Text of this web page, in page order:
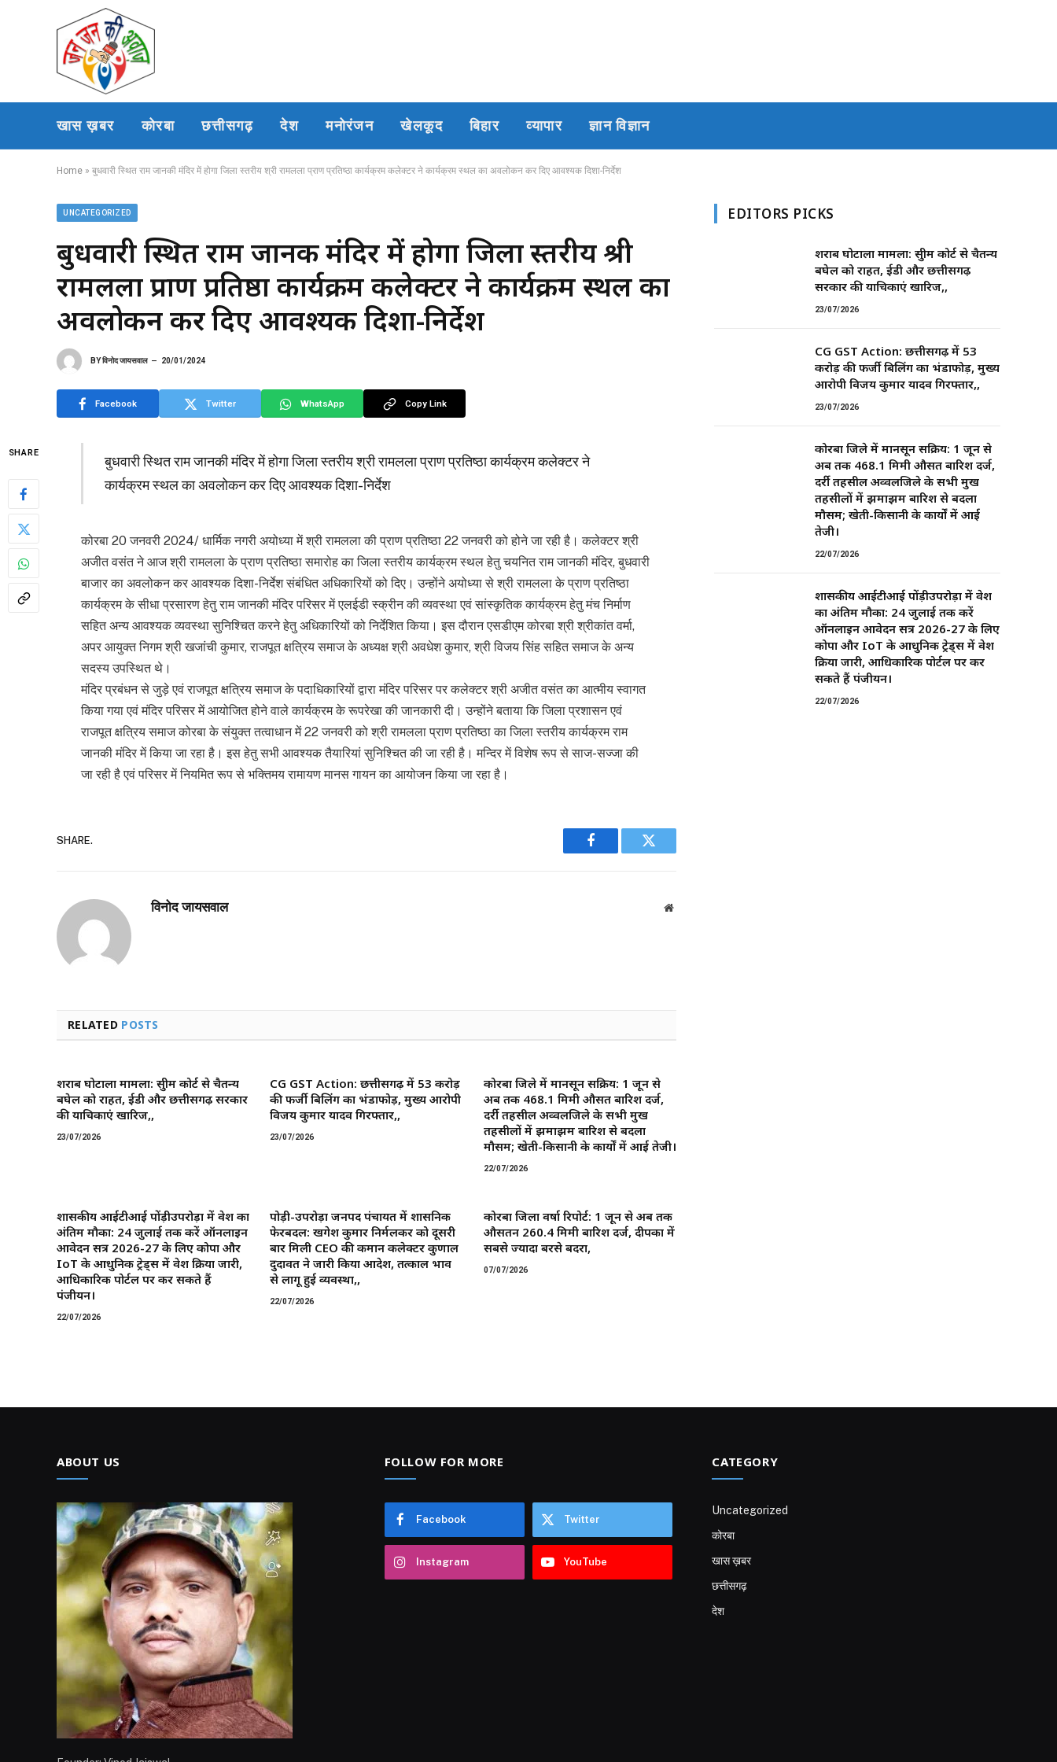
खास ख़बर कोरबा छत्तीसगढ़ देश मनोरंजन खेलकूद बिहार व्यापार ज्ञान विज्ञान
Home » बुधवारी स्थित राम जानकी मंदिर में होगा जिला स्तरीय श्री रामलला प्राण प्रतिष्ठा कार्यक्रम कलेक्टर ने कार्यक्रम स्थल का अवलोकन कर दिए आवश्यक दिशा-निर्देश
UNCATEGORIZED
बुधवारी स्थित राम जानकी मंदिर में होगा जिला स्तरीय श्री
रामलला प्राण प्रतिष्ठा कार्यक्रम कलेक्टर ने कार्यक्रम स्थल का
अवलोकन कर दिए आवश्यक दिशा-निर्देश
BYविनोद जायसवाल 20/01/2024
Facebook Twitter WhatsApp Copy Link
SHARE
बुधवारी स्थित राम जानकी मंदिर में होगा जिला स्तरीय श्री रामलला प्राण प्रतिष्ठा कार्यक्रम कलेक्टर ने
कार्यक्रम स्थल का अवलोकन कर दिए आवश्यक दिशा-निर्देश
कोरबा 20 जनवरी 2024/ धार्मिक नगरी अयोध्या में श्री रामलला की प्राण प्रतिष्ठा 22 जनवरी को होने जा रही है। कलेक्टर श्री
अजीत वसंत ने आज श्री रामलला के प्राण प्रतिष्ठा समारोह का जिला स्तरीय कार्यक्रम स्थल हेतु चयनित राम जानकी मंदिर, बुधवारी
बाजार का अवलोकन कर आवश्यक दिशा-निर्देश संबंधित अधिकारियों को दिए। उन्होंने अयोध्या से श्री रामलला के प्राण प्रतिष्ठा
कार्यक्रम के सीधा प्रसारण हेतु राम जानकी मंदिर परिसर में एलईडी स्क्रीन की व्यवस्था एवं सांस्कृतिक कार्यक्रम हेतु मंच निर्माण
सहित अन्य आवश्यक व्यवस्था सुनिश्चित करने हेतु अधिकारियों को निर्देशित किया। इस दौरान एसडीएम कोरबा श्री श्रीकांत वर्मा,
अपर आयुक्त निगम श्री खजांची कुमार, राजपूत क्षत्रिय समाज के अध्यक्ष श्री अवधेश कुमार, श्री विजय सिंह सहित समाज के अन्य
सदस्य उपस्थित थे।
मंदिर प्रबंधन से जुड़े एवं राजपूत क्षत्रिय समाज के पदाधिकारियों द्वारा मंदिर परिसर पर कलेक्टर श्री अजीत वसंत का आत्मीय स्वागत
किया गया एवं मंदिर परिसर में आयोजित होने वाले कार्यक्रम के रूपरेखा की जानकारी दी। उन्होंने बताया कि जिला प्रशासन एवं
राजपूत क्षत्रिय समाज कोरबा के संयुक्त तत्वाधान में 22 जनवरी को श्री रामलला प्राण प्रतिष्ठा का जिला स्तरीय कार्यक्रम राम
जानकी मंदिर में किया जा रहा है। इस हेतु सभी आवश्यक तैयारियां सुनिश्चित की जा रही है। मन्दिर में विशेष रूप से साज-सज्जा की
जा रही है एवं परिसर में नियमित रूप से भक्तिमय रामायण मानस गायन का आयोजन किया जा रहा है।
SHARE.
Facebook Twitter
विनोद जायसवाल Website
RELATED POSTS
शराब घोटाला मामला: सुप्रीम कोर्ट से चैतन्य
बघेल को राहत, ईडी और छत्तीसगढ़ सरकार
की याचिकाएं खारिज,,
23/07/2026
CG GST Action: छत्तीसगढ़ में 53 करोड़
की फर्जी बिलिंग का भंडाफोड़, मुख्य आरोपी
विजय कुमार यादव गिरफ्तार,,
23/07/2026
कोरबा जिले में मानसून सक्रिय: 1 जून से
अब तक 468.1 मिमी औसत बारिश दर्ज,
दर्री तहसील अव्वलजिले के सभी प्रमुख
तहसीलों में झमाझम बारिश से बदला
मौसम; खेती-किसानी के कार्यों में आई तेजी।
22/07/2026
शासकीय आईटीआई पोंड़ीउपरोड़ा में प्रवेश का
अंतिम मौका: 24 जुलाई तक करें ऑनलाइन
आवेदन सत्र 2026-27 के लिए कोपा और
IoT के आधुनिक ट्रेड्स में प्रवेश प्रक्रिया जारी,
आधिकारिक पोर्टल पर कर सकते हैं
पंजीयन।
22/07/2026
पोड़ी-उपरोड़ा जनपद पंचायत में प्रशासनिक
फेरबदल: खगेश कुमार निर्मलकर को दूसरी
बार मिली CEO की कमान ​कलेक्टर कुणाल
दुदावत ने जारी किया आदेश, तत्काल प्रभाव
से लागू हुई व्यवस्था,,
22/07/2026
कोरबा जिला वर्षा रिपोर्ट: 1 जून से अब तक
औसतन 260.4 मिमी बारिश दर्ज, दीपका में
सबसे ज्यादा बरसे बदरा,
07/07/2026
EDITORS PICKS
शराब घोटाला मामला: सुप्रीम कोर्ट से चैतन्य
बघेल को राहत, ईडी और छत्तीसगढ़
सरकार की याचिकाएं खारिज,,
23/07/2026
CG GST Action: छत्तीसगढ़ में 53
करोड़ की फर्जी बिलिंग का भंडाफोड़, मुख्य
आरोपी विजय कुमार यादव गिरफ्तार,,
23/07/2026
कोरबा जिले में मानसून सक्रिय: 1 जून से
अब तक 468.1 मिमी औसत बारिश दर्ज,
दर्री तहसील अव्वलजिले के सभी प्रमुख
तहसीलों में झमाझम बारिश से बदला
मौसम; खेती-किसानी के कार्यों में आई
तेजी।
22/07/2026
शासकीय आईटीआई पोंड़ीउपरोड़ा में प्रवेश
का अंतिम मौका: 24 जुलाई तक करें
ऑनलाइन आवेदन सत्र 2026-27 के लिए
कोपा और IoT के आधुनिक ट्रेड्स में प्रवेश
प्रक्रिया जारी, आधिकारिक पोर्टल पर कर
सकते हैं पंजीयन।
22/07/2026
ABOUT US FOLLOW FOR MORE
Facebook Twitter
Instagram YouTube
CATEGORY
Uncategorized
कोरबा
खास ख़बर
छत्तीसगढ़
देश